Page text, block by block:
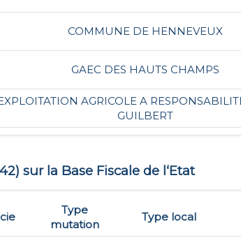
COMMUNE DE HENNEVEUX
GAEC DES HAUTS CHAMPS
AGRICOLE A
GUILBERT
) sur la Base Fiscale de l‘Etat
Type
mutation
Type local